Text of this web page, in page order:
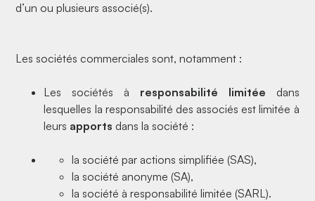
d’un ou plusieurs associé(s).
Les sociétés commerciales sont, notamment :
Les sociétés à responsabilité limitée dans
lesquelles la responsabilité des associés est limitée à
leurs apports dans la société :
la société par actions simplifiée (SAS),
la société anonyme (SA),
la société à responsabilité limitée (SARL).